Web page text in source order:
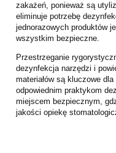
zakażeń, ponieważ są
eliminuje potrzebę
jednorazowych produktów
wszystkim bezpieczne.
Przestrzeganie
dezynfekcja narzędzi i
materiałów są kluczowe
odpowiednim praktykom
miejscem bezpiecznym,
jakości opiekę